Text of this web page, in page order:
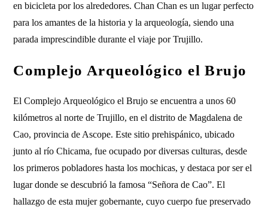
en bicicleta por los alrededores. Chan Chan es un lugar perfecto
para los amantes de la historia y la arqueología, siendo una
parada imprescindible durante el viaje por Trujillo.
Complejo Arqueológico el Brujo
El Complejo Arqueológico el Brujo se encuentra a unos 60
kilómetros al norte de Trujillo, en el distrito de Magdalena de
Cao, provincia de Ascope. Este sitio prehispánico, ubicado
junto al río Chicama, fue ocupado por diversas culturas, desde
los primeros pobladores hasta los mochicas, y destaca por ser el
lugar donde se descubrió la famosa “Señora de Cao”. El
hallazgo de esta mujer gobernante, cuyo cuerpo fue preservado